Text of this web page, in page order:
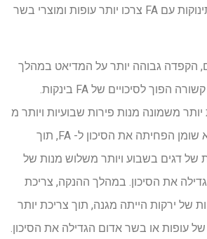
ירקות, ואילו אמהות לתינוקות עם FA צרכו יותר עופות ומוצרי בשר
הקפדה גבוהה יותר על המדיאט במהלך
ההיריון וההנקה הייתה קשורה הפוך לסיכויים של FA בינקות.
משמונה מנות פירות שבועיות ויותר מ
-15 מנות של חלב מלא שומן הפחיתה את הסיכון ל- FA, תוך
של דגים בשבוע ויותר משלוש מנות של
את הסיכון. במהלך ההנקה, צריכת
שבועיות של ירקות הייתה מגנה, תוך צריכת יותר
עופות או בשר אדום הגדילה את הסיכון.